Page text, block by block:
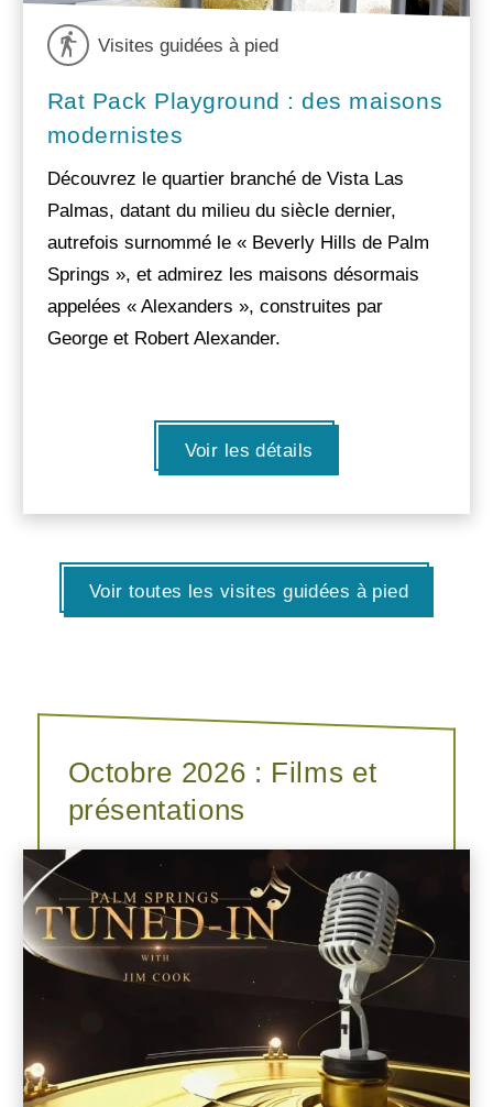
Visites guidées à pied
Rat Pack Playground : des maisons
modernistes
Découvrez le quartier branché de Vista Las
Palmas, datant du milieu du siècle dernier,
autrefois surnommé le « Beverly Hills de Palm
Springs », et admirez les maisons désormais
appelées « Alexanders », construites par
George et Robert Alexander.
Voir les détails
Voir toutes les visites guidées à pied
Octobre 2026 : Films et
présentations